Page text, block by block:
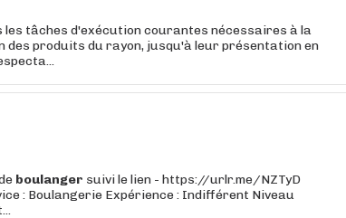
les tâches d'exécution courantes nécessaires à la
produits du rayon, jusqu'à leur présentation en
boulanger suivi le lien - https://urlr.me/NZTyD
: Boulangerie Expérience : Indifférent Niveau